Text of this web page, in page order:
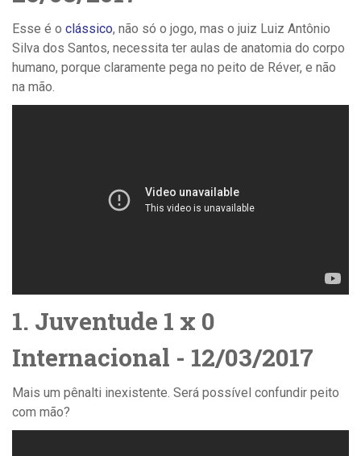
Esse é o clássico, não só o jogo, mas o juiz Luiz Antônio
Silva dos Santos, necessita ter aulas de anatomia do corpo
humano, porque claramente pega no peito de Réver, e não
na mão.
1. Juventude 1 x 0
Internacional - 12/03/2017
Mais um pênalti inexistente. Será possível confundir peito
com mão?